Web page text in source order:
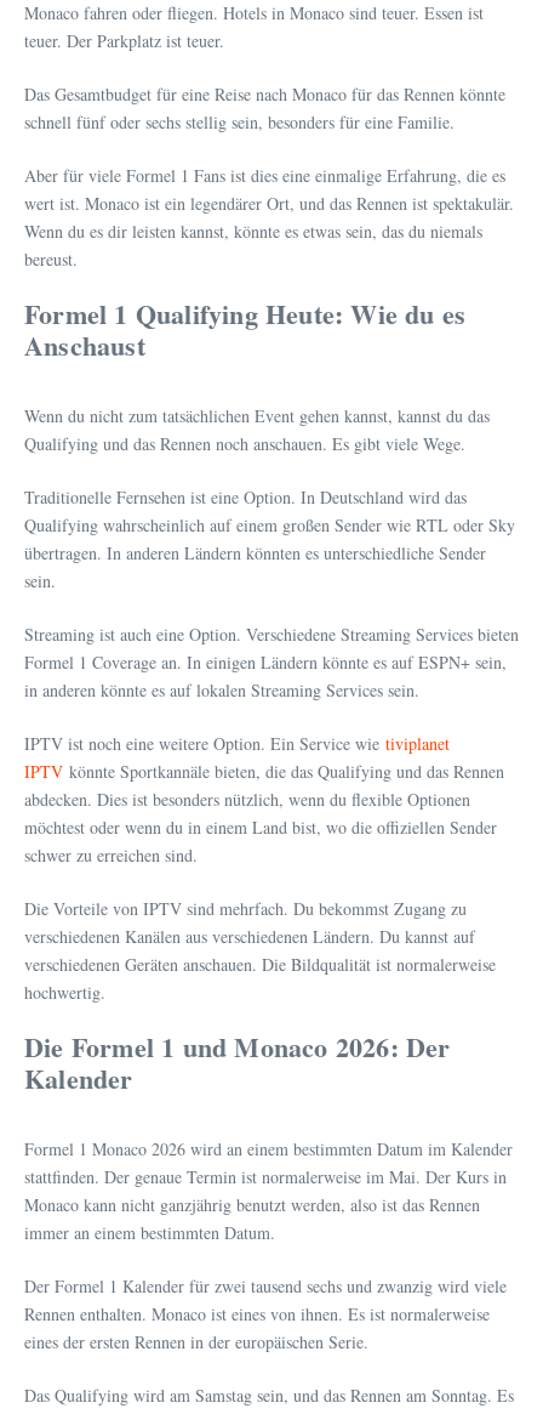
Monaco fahren oder fliegen. Hotels in Monaco sind teuer. Essen ist
teuer. Der Parkplatz ist teuer.
Das Gesamtbudget für eine Reise nach Monaco für das Rennen könnte
schnell fünf oder sechs stellig sein, besonders für eine Familie.
Aber für viele Formel 1 Fans ist dies eine einmalige Erfahrung, die es
wert ist. Monaco ist ein legendärer Ort, und das Rennen ist spektakulär.
Wenn du es dir leisten kannst, könnte es etwas sein, das du niemals
bereust.
Formel 1 Qualifying Heute: Wie du es
Anschaust
Wenn du nicht zum tatsächlichen Event gehen kannst, kannst du das
Qualifying und das Rennen noch anschauen. Es gibt viele Wege.
Traditionelle Fernsehen ist eine Option. In Deutschland wird das
Qualifying wahrscheinlich auf einem großen Sender wie RTL oder Sky
übertragen. In anderen Ländern könnten es unterschiedliche Sender
sein.
Streaming ist auch eine Option. Verschiedene Streaming Services bieten
Formel 1 Coverage an. In einigen Ländern könnte es auf ESPN+ sein,
in anderen könnte es auf lokalen Streaming Services sein.
IPTV ist noch eine weitere Option. Ein Service wie tiviplanet
IPTV könnte Sportkannäle bieten, die das Qualifying und das Rennen
abdecken. Dies ist besonders nützlich, wenn du flexible Optionen
möchtest oder wenn du in einem Land bist, wo die offiziellen Sender
schwer zu erreichen sind.
Die Vorteile von IPTV sind mehrfach. Du bekommst Zugang zu
verschiedenen Kanälen aus verschiedenen Ländern. Du kannst auf
verschiedenen Geräten anschauen. Die Bildqualität ist normalerweise
hochwertig.
Die Formel 1 und Monaco 2026: Der
Kalender
Formel 1 Monaco 2026 wird an einem bestimmten Datum im Kalender
stattfinden. Der genaue Termin ist normalerweise im Mai. Der Kurs in
Monaco kann nicht ganzjährig benutzt werden, also ist das Rennen
immer an einem bestimmten Datum.
Der Formel 1 Kalender für zwei tausend sechs und zwanzig wird viele
Rennen enthalten. Monaco ist eines von ihnen. Es ist normalerweise
eines der ersten Rennen in der europäischen Serie.
Das Qualifying wird am Samstag sein, und das Rennen am Sonntag. Es